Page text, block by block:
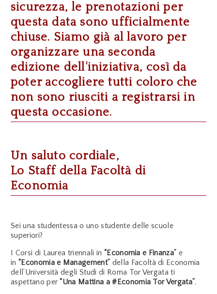
sicurezza, le prenotazioni per
questa data sono ufficialmente
chiuse. Siamo già al lavoro per
organizzare una seconda
edizione dell'iniziativa, così da
poter accogliere tutti coloro che
non sono riusciti a registrarsi in
questa occasione.
Un saluto cordiale,
Lo Staff della Facoltà di
Economia
Sei una studentessa o uno studente delle scuole
superiori?
I Corsi di Laurea triennali in “Economia e Finanza” e
in “Economia e Management” della Facoltà di Economia
dell’Università degli Studi di Roma Tor Vergata ti
aspettano per“Una Mattina a #Economia Tor Vergata”.